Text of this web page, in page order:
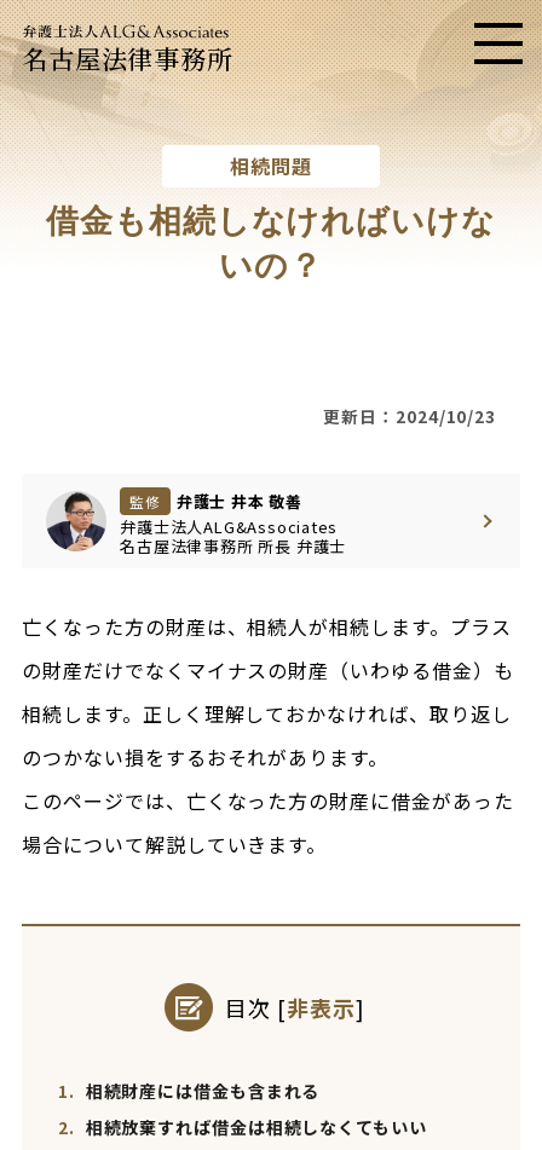
名古屋法律事務所 メニ
相続問題
借金も相続しなければいけな
いの？
更新日：2024/10/23
監修
弁護士 井本 敬善
弁護士法人ALG&Associates
名古屋法律事務所所長 弁護士
亡くなった方の財産は、相続人が相続します。プラス
の財産だけでなくマイナスの財産（いわゆる借金）も
相続します。正しく理解しておかなければ、取り返し
のつかない損をするおそれがあります。
このページでは、亡くなった方の財産に借金があった
場合について解説していきます。
目次 [非表示]
1. 相続財産には借金も含まれる
2. 相続放棄すれば借金は相続しなくてもいい